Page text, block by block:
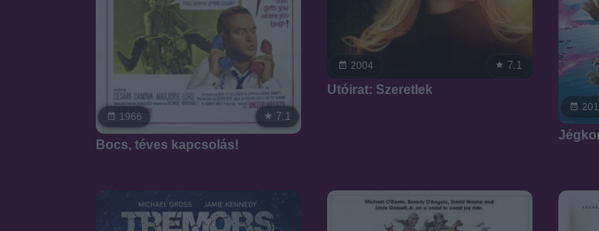
1966 7.1
Bocs, téves kapcsolás!
2004 7.1
Utóirat: Szeretlek